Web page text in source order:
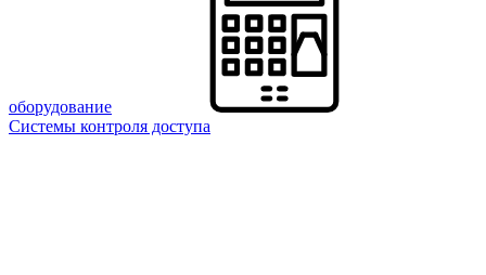
оборудование
Системы контроля доступа